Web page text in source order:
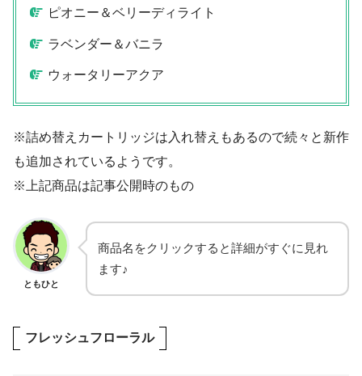
ピオニー＆ベリーディライト
ラベンダー＆バニラ
ウォータリーアクア
※詰め替えカートリッジは入れ替えもあるので続々と新作
も追加されているようです。
※上記商品は記事公開時のもの
ともひと
商品名をクリックすると詳細がすぐに見れ
ます♪
フレッシュフローラル